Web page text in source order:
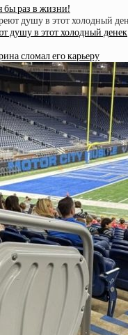
бы раз в жизни!
душу в этот холодный денек
сломал его карьеру